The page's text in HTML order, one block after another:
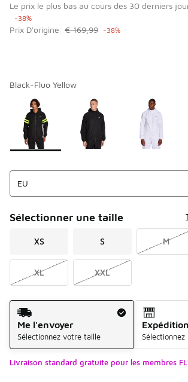
Le prix le plus bas au cours des 30 derniers
-38%
Prix D'origine: € 169,99 -38%
Black-Fluo Yellow
Page 1 sur 1 affichant 1 à 4 des 4
Merci de sélectionner un style
Sélectionner une taille
XS S M
XL XXL
Mode d'expédition
Me l'envoyer
Sélectionnez votre taille
Livraison standard gratuite pour les membres